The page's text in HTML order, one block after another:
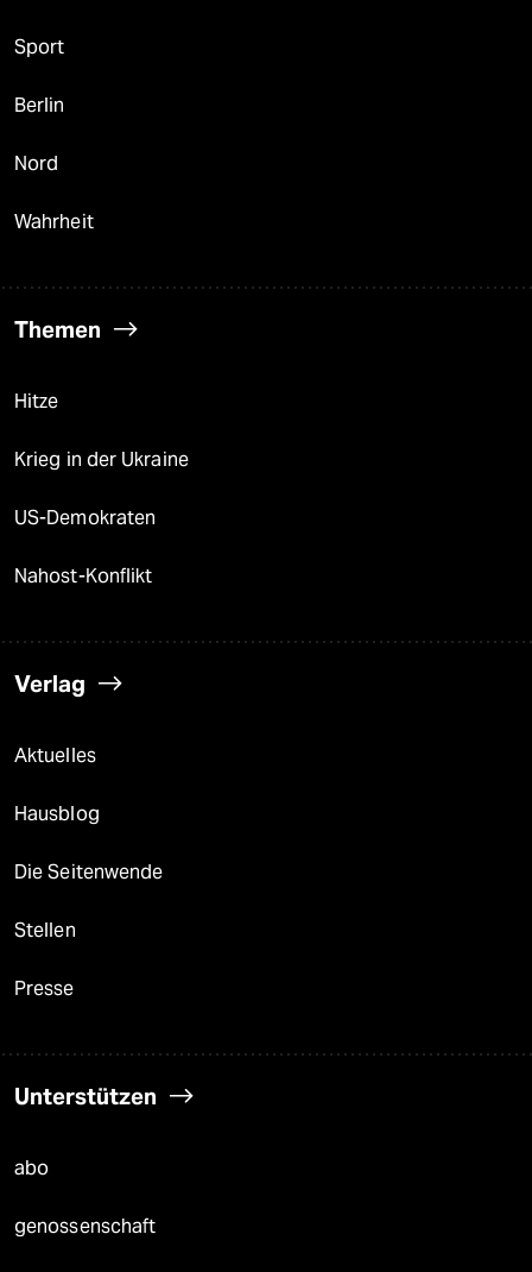
Sport
Berlin
Nord
Wahrheit
Themen
Hitze
Krieg in der Ukraine
US-Demokraten
Nahost-Konflikt
Verlag
Aktuelles
Hausblog
Die Seitenwende
Stellen
Presse
Unterstützen
abo
genossenschaft